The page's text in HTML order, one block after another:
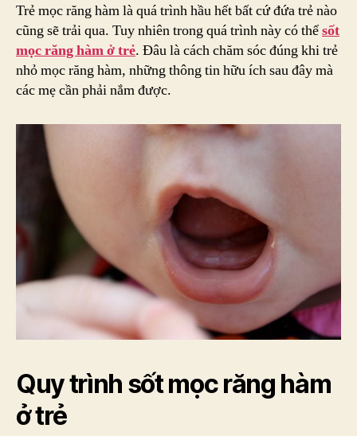
Ở
Trẻ mọc răng hàm là quá trình hầu hết bất cứ đứa trẻ nào
cũng sẽ trải qua. Tuy nhiên trong quá trình này có thểsốt
mọc răng hàm ở trẻ. Đâu là cách chăm sóc đúng khi trẻ
nhỏ mọc răng hàm, những thông tin hữu ích sau đây mà
các mẹ cần phải nắm được.
Quy trình sốt mọc răng hàm
ở trẻ